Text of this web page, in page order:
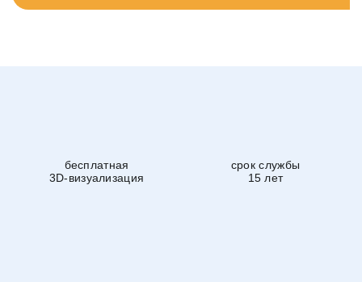
бесплатная
3D-визуализация
срок службы
15 лет